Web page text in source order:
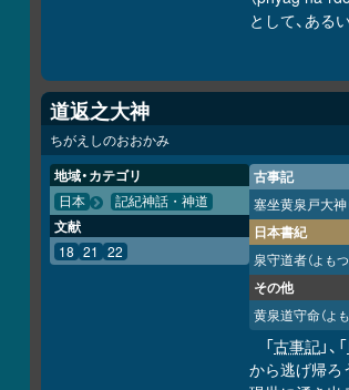
として、ある
道返之大神
ちがえしのおおかみ
古事記
塞坐黄泉戸大神
日本書紀
泉守道者（よも
その他
黄泉道守命（よ
「古事記」、「
から逃げ帰ろ
地域・カテゴリ
日本 記紀神話・神道
文献
18 21 22